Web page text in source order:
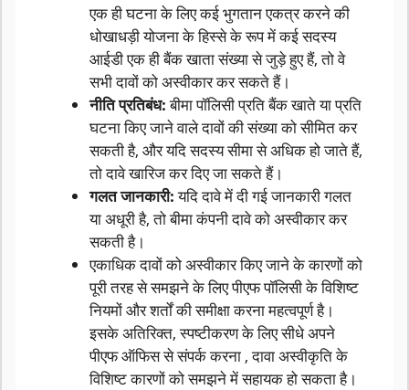
एक ही घटना के लिए कई भुगतान एकत्र करने की
धोखाधड़ी योजना के हिस्से के रूप में कई सदस्य
आईडी एक ही बैंक खाता संख्या से जुड़े हुए हैं, तो वे
सभी दावों को अस्वीकार कर सकते हैं।
नीति प्रतिबंध:बीमा पॉलिसी प्रति बैंक खाते या प्रति
घटना किए जाने वाले दावों की संख्या को सीमित कर
सकती है, और यदि सदस्य सीमा से अधिक हो जाते हैं,
तो दावे खारिज कर दिए जा सकते हैं।
गलत जानकारी:यदि दावे में दी गई जानकारी गलत
या अधूरी है, तो बीमा कंपनी दावे को अस्वीकार कर
सकती है।
एकाधिक दावों को अस्वीकार किए जाने के कारणों को
पूरी तरह से समझने के लिए पीएफ पॉलिसी के विशिष्ट
नियमों और शर्तों की समीक्षा करना महत्वपूर्ण है।
इसके अतिरिक्त, स्पष्टीकरण के लिए सीधे अपने
पीएफ ऑफिस से संपर्क करना , दावा अस्वीकृति के
विशिष्ट कारणों को समझने में सहायक हो सकता है।